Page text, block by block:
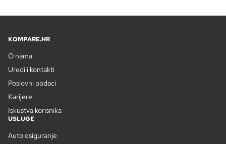
KOMPARE.HR
O nama
Uredi i kontakti
Poslovni podaci
Karijere
Iskustva korisnika
USLUGE
Auto osiguranje